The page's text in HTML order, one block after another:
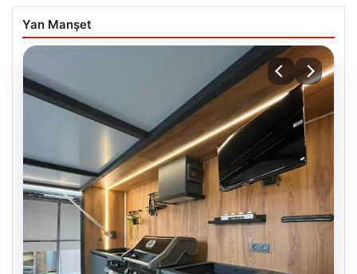
Yan Manşet